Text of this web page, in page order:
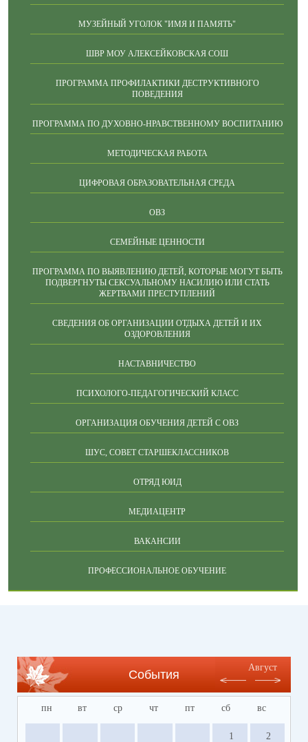
МУЗЕЙНЫЙ УГОЛОК "ИМЯ И ПАМЯТЬ"
ШВР МОУ АЛЕКСЕЙКОВСКАЯ СОШ
ПРОГРАММА ПРОФИЛАКТИКИ ДЕСТРУКТИВНОГО
ПОВЕДЕНИЯ
ПРОГРАММА ПО ДУХОВНО-НРАВСТВЕННОМУ ВОСПИТАНИЮ
МЕТОДИЧЕСКАЯ РАБОТА
ЦИФРОВАЯ ОБРАЗОВАТЕЛЬНАЯ СРЕДА
ОВЗ
СЕМЕЙНЫЕ ЦЕННОСТИ
ПРОГРАММА ПО ВЫЯВЛЕНИЮ ДЕТЕЙ, КОТОРЫЕ МОГУТ БЫТЬ
ПОДВЕРГНУТЫ СЕКСУАЛЬНОМУ НАСИЛИЮ ИЛИ СТАТЬ
ЖЕРТВАМИ ПРЕСТУПЛЕНИЙ
СВЕДЕНИЯ ОБ ОРГАНИЗАЦИИ ОТДЫХА ДЕТЕЙ И ИХ
ОЗДОРОВЛЕНИЯ
НАСТАВНИЧЕСТВО
ПСИХОЛОГО-ПЕДАГОГИЧЕСКИЙ КЛАСС
ОРГАНИЗАЦИЯ ОБУЧЕНИЯ ДЕТЕЙ С ОВЗ
ШУС, СОВЕТ СТАРШЕКЛАССНИКОВ
ОТРЯД ЮИД
МЕДИАЦЕНТР
ВАКАНСИИ
ПРОФЕССИОНАЛЬНОЕ ОБУЧЕНИЕ
События
Август
пн вт ср чт пт сб вс
1 2